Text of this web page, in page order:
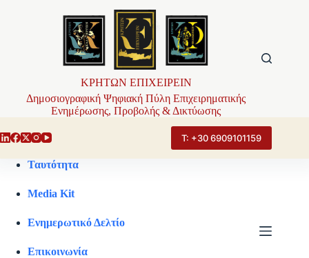
ΚΡΗΤΩΝ ΕΠΙΧΕΙΡΕΙΝ
Δημοσιογραφική Ψηφιακή Πύλη Επιχειρηματικής
Ενημέρωσης, Προβολής & Δικτύωσης
Τ: +30 6909101159
Ταυτότητα
Media Kit
Ενημερωτικό Δελτίο
Επικοινωνία